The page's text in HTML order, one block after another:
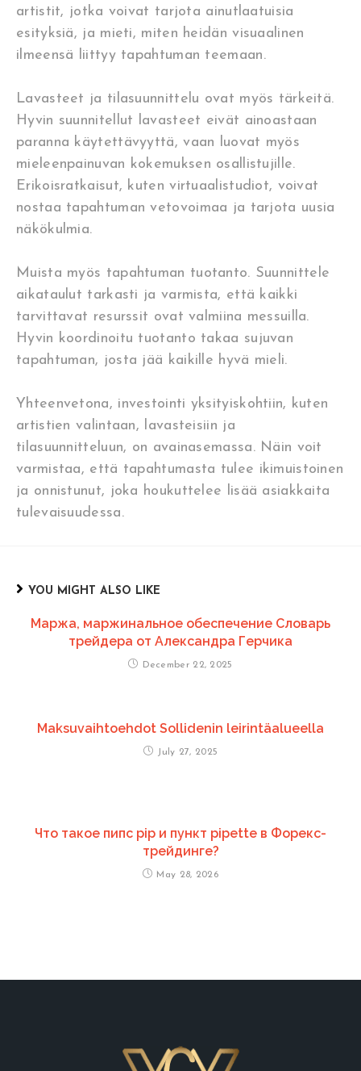
artistit, jotka voivat tarjota ainutlaatuisia
esityksiä, ja mieti, miten heidän visuaalinen
ilmeensä liittyy tapahtuman teemaan.
Lavasteet ja tilasuunnittelu ovat myös tärkeitä.
Hyvin suunnitellut lavasteet eivät ainoastaan
paranna käytettävyyttä, vaan luovat myös
mieleenpainuvan kokemuksen osallistujille.
Erikoisratkaisut, kuten virtuaalistudiot, voivat
nostaa tapahtuman vetovoimaa ja tarjota uusia
näkökulmia.
Muista myös tapahtuman tuotanto. Suunnittele
aikataulut tarkasti ja varmista, että kaikki
tarvittavat resurssit ovat valmiina messuilla.
Hyvin koordinoitu tuotanto takaa sujuvan
tapahtuman, josta jää kaikille hyvä mieli.
Yhteenvetona, investointi yksityiskohtiin, kuten
artistien valintaan, lavasteisiin ja
tilasuunnitteluun, on avainasemassa. Näin voit
varmistaa, että tapahtumasta tulee ikimuistoinen
ja onnistunut, joka houkuttelee lisää asiakkaita
tulevaisuudessa.
YOU MIGHT ALSO LIKE
Маржа, маржинальное обеспечение Словарь
трейдера от Александра Герчика
December 22, 2025
Maksuvaihtoehdot Sollidenin leirintäalueella
July 27, 2025
Что такое пипс pip и пункт pipette в Форекс-
трейдинге?
May 28, 2026